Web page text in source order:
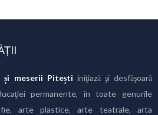
și meserii Pitești iniţiază şi desfăşoară
permanente, în toate genurile
arte plastice, arte teatrale, arta